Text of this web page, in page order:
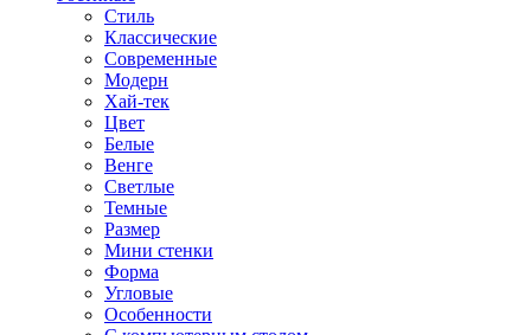
Стиль
Классические
Современные
Модерн
Хай-тек
Цвет
Белые
Венге
Светлые
Темные
Размер
Мини стенки
Форма
Угловые
Особенности